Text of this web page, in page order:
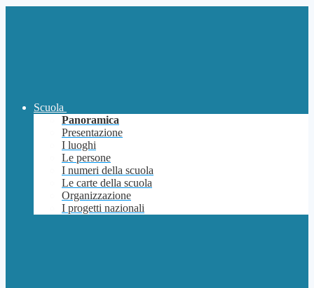
Scuola
Panoramica
Presentazione
I luoghi
Le persone
I numeri della scuola
Le carte della scuola
Organizzazione
I progetti nazionali